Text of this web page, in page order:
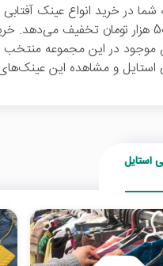
در خرید انواع عینک آفتابی
موجود در این مجموعه منتخب
و مشاهده این
استایل